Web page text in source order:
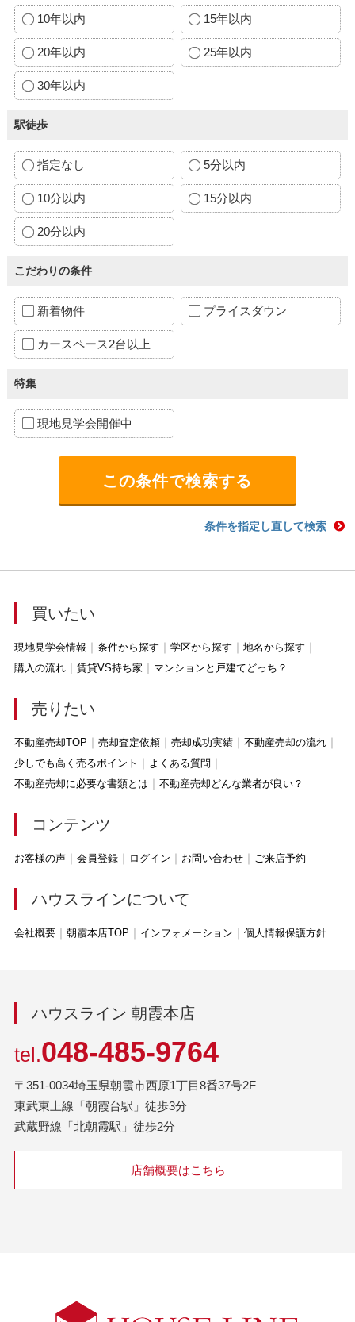
10年以内 15年以内
20年以内 25年以内
30年以内
駅徒歩
指定なし 5分以内
10分以内 15分以内
20分以内
こだわりの条件
新着物件 プライスダウン
カースペース2台以上
特集
現地見学会開催中
条件を指定し直して検索
買いたい
現地見学会情報 条件から探す 学区から探す
地名から探す
購入の流れ
賃貸VS持ち家 マンションと戸建てどっち？
売りたい
不動産売却TOP 売却査定依頼 売却成功実績
不動産売却の流れ
少しでも高く売るポイント
よくある質問
不動産売却に必要な書類とは
不動産売却どんな業者が良い？
コンテンツ
お客様の声 会員登録 ログイン お問い合わせ ご来店予約
ハウスラインについて
会社概要 朝霞本店TOP インフォメーション 個人情報保護方針
ハウスライン 朝霞本店
tel.048-485-9764
〒351-0034埼玉県朝霞市西原1丁目8番37号2F
東武東上線「朝霞台駅」徒歩3分
武蔵野線「北朝霞駅」徒歩2分
店舗概要はこちら